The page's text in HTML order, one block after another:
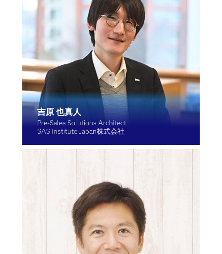
吉原 也真人
Pre-Sales Solutions Architect
SAS Institute Japan株式会社